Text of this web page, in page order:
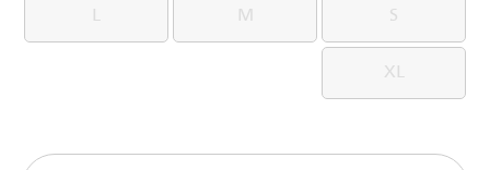
S
S
M
M
L
L
XL
XL